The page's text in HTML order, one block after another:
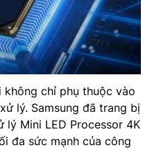
chỉ phụ thuộc vào
lý. Samsung đã trang bị
lý Mini LED Processor 4K
đa sức mạnh của công